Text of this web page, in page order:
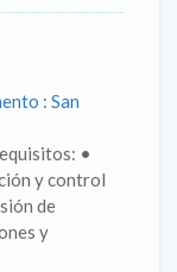
: San
•
y control
de
y